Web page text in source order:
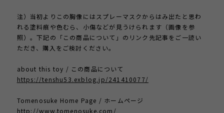
注）当初よりこの胸像にはスプレーマスクからはみ出たと思わ
れる塗料痕や色むら、小傷などが見うけられます（画像を参
照）。下記の「この商品について」のリンク先記事をご一読い
ただき、購入をご検討ください。
about this toy / この商品について
https://tenshu53.exblog.jp/241410077/
Tomenosuke Home Page / ホームページ
http://www.tomenosuke.com/